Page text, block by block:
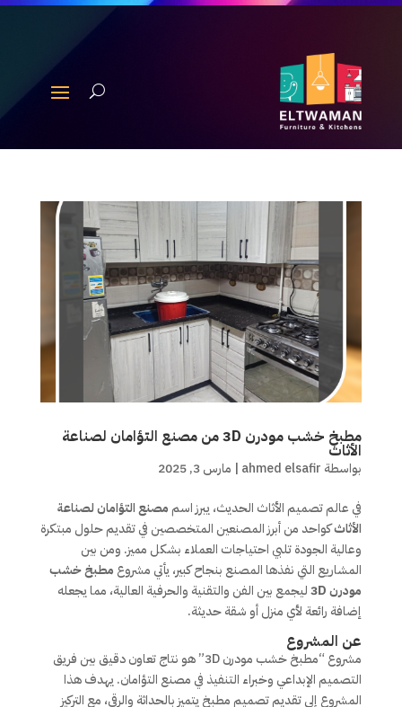
مطبخ خشب مودرن 3D من مصنع التؤامان لصناعة
الأثاث
بواسطة ahmed elsafir
| مارس 3, 2025
في عالم تصميم الأثاث الحديث، يبرز اسممصنع التؤامان لصناعة
الأثاثكواحد من أبرز المصنعين المتخصصين في تقديم حلول مبتكرة
وعالية الجودة تلبي احتياجات العملاء بشكل مميز. ومن بين
المشاريع التي نفذها المصنع بنجاح كبير، يأتي مشروع مطبخ خشب
مودرن 3D
ليجمع بين الفن والتقنية والحرفية العالية، مما يجعله
إضافة رائعة لأي منزل أو شقة حديثة.
عن المشروع
مشروع “مطبخ خشب مودرن 3D” هو نتاج تعاون دقيق بين فريق
التصميم الإبداعي وخبراء التنفيذ في مصنع التؤامان. يهدف هذا
المشروع إلى تقديم تصميم مطبخ يتميز بالحداثة والرقي، مع التركيز